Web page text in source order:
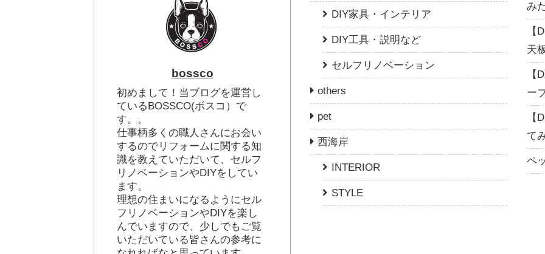
bossco
初めまして！当ブログを運営し
ているBOSSCO(ボスコ）で
す。。
仕事柄多くの職人さんにお会い
するのでリフォームに関する知
識を教えていただいて、セルフ
リノベーションやDIYをしてい
ます。
理想の住まいになるようにセル
フリノベーションやDIYを楽し
んでいますので、少しでもご覧
いただいている皆さんの参考に
DIY家具・インテリア
DIY工具・説明など
セルフリノベーション
others
pet
西海岸
INTERIOR
STYLE
み
【
天
【
ー
【
て
ペ